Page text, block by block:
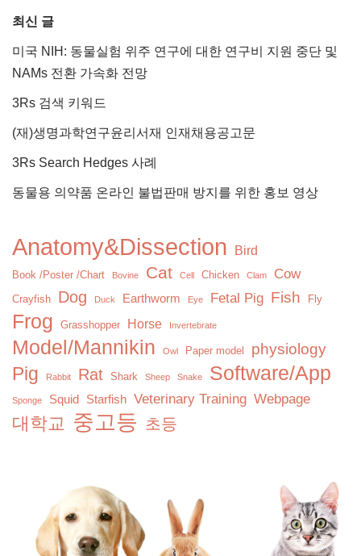
최신 글
미국 NIH: 동물실험 위주 연구에 대한 연구비 지원 중단 및
NAMs 전환 가속화 전망
3Rs 검색 키워드
(재)생명과학연구윤리서재 인재채용공고문
3Rs Search Hedges 사례
동물용 의약품 온라인 불법판매 방지를 위한 홍보 영상
Anatomy&Dissection Bird
Book /Poster /Chart Bovine Cat Cell Chicken Clam Cow
Crayfish Dog Duck Earthworm Eye Fetal Pig Fish Fly
Frog Grasshopper Horse Invertebrate
Model/Mannikin Owl Paper model physiology
Pig Rabbit Rat Shark Sheep Snake Software/App
Sponge Squid Starfish Veterinary Training Webpage
대학교 중고등 초등